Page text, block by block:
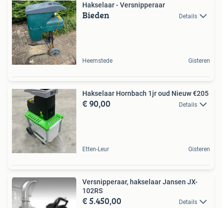
Hakselaar - Versnipperaar
Bieden Details
Heemstede Gisteren
Hakselaar Hornbach 1jr oud Nieuw €205
€ 90,00 Details
Etten-Leur Gisteren
Versnipperaar, hakselaar Jansen JX-
102RS
€ 5.450,00 Details